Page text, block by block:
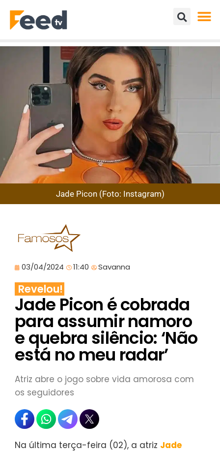
Jade Picon (Foto: Instagram)
03/04/2024 11:40 Savanna
Revelou!
Jade Picon é cobrada
para assumir namoro
e quebra silêncio: ‘Não
está no meu radar’
Atriz abre o jogo sobre vida amorosa com
os seguidores
Na última terça-feira (02), a atriz Jade